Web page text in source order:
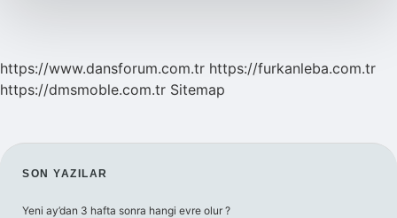
https://www.dansforum.com.tr https://furkanleba.com.tr
https://dmsmoble.com.tr Sitemap
SIDEBAR
SON YAZILAR
Yeni ay’dan 3 hafta sonra hangi evre olur ?